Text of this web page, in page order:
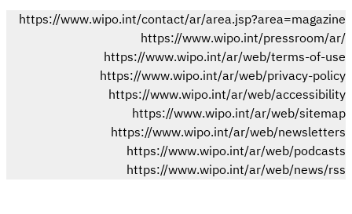
https://www.wipo.int/contact/ar/area.jsp?area=magazine
https://www.wipo.int/pressroom/ar/
https://www.wipo.int/ar/web/terms-of-use
https://www.wipo.int/ar/web/privacy-policy
https://www.wipo.int/ar/web/accessibility
https://www.wipo.int/ar/web/sitemap
https://www.wipo.int/ar/web/newsletters
https://www.wipo.int/ar/web/podcasts
https://www.wipo.int/ar/web/news/rss